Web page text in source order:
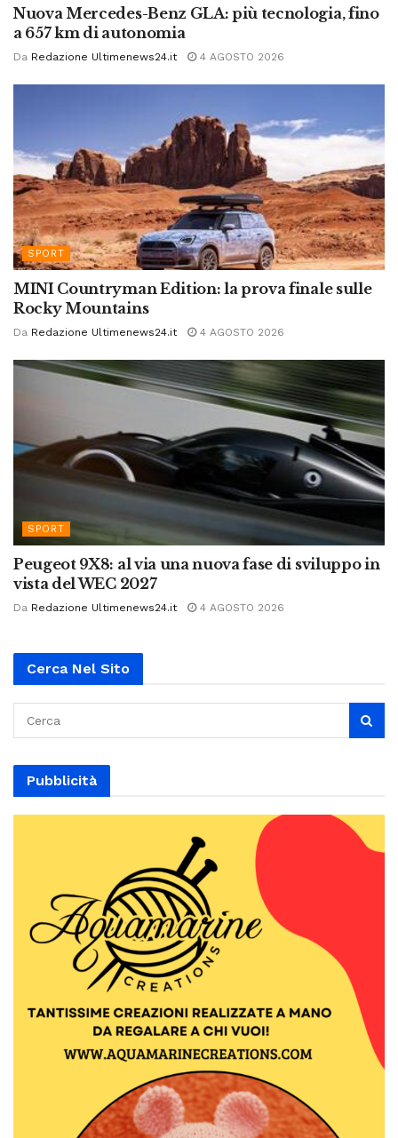
Nuova Mercedes-Benz GLA: più tecnologia, fino
a 657 km di autonomia
Da Redazione Ultimenews24.it 4 AGOSTO 2026
SPORT
MINI Countryman Edition: la prova finale sulle
Rocky Mountains
Da Redazione Ultimenews24.it 4 AGOSTO 2026
SPORT
Peugeot 9X8: al via una nuova fase di sviluppo in
vista del WEC 2027
Da Redazione Ultimenews24.it 4 AGOSTO 2026
Cerca Nel Sito
Pubblicità